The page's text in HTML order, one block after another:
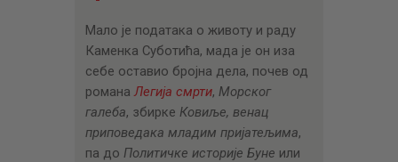
Мало је података о животу и раду
Каменка Суботића, мада је он иза
себе оставио бројна дела, почев од
романаЛегија смрти, Морског
галеба, збирке Ковиље, венац
приповедака младим пријатељима,
па до Политичке историје Буне или